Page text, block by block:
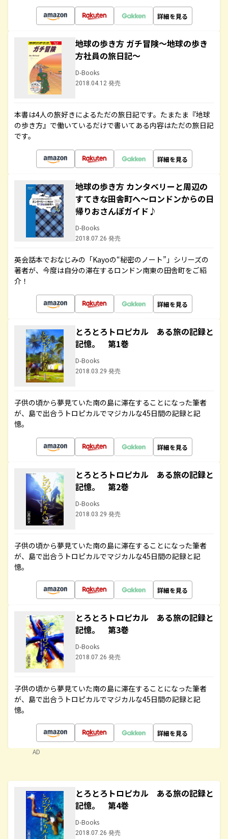
詳細を見る
地球の歩き方 ガチ冒険～地球の歩き
方社員の旅日記～
D-Books
2018.04.12 発売
本書は4人の旅好きによるただの旅日記です。たまたま『地球
の歩き方』で働いているだけで書いてある内容はただの旅日記
です。
詳細を見る
地球の歩き方 カンタベリーと周辺の
すてきな田舎町へ～ロンドンからの日
帰りおさんぽガイド♪
D-Books
2018.07.26 発売
英会話本でおなじみの「Kayoの“秘密のノート”」シリーズの
著者が、今度は自分の滞在するロンドン南東の田舎町をご紹
介！
詳細を見る
とろとろトロピカル ある旅の記録と
記憶。 第1巻
D-Books
2018.03.29 発売
子供の頃から夢見ていた南の島に滞在することになった筆者
が、島で出合うトロピカルでマジカルな45日間の記録と記
憶。
詳細を見る
とろとろトロピカル ある旅の記録と
記憶。 第2巻
D-Books
2018.03.29 発売
子供の頃から夢見ていた南の島に滞在することになった筆者
が、島で出合うトロピカルでマジカルな45日間の記録と記
憶。
詳細を見る
とろとろトロピカル ある旅の記録と
記憶。 第3巻
D-Books
2018.07.26 発売
子供の頃から夢見ていた南の島に滞在することになった筆者
が、島で出合うトロピカルでマジカルな45日間の記録と記
憶。
詳細を見る
AD
とろとろトロピカル ある旅の記録と
記憶。 第4巻
D-Books
2018.07.26 発売